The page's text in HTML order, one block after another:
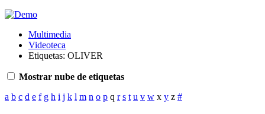
Multimedia
Videoteca
Etiquetas: OLIVER
Mostrar nube de etiquetas
a b c d e f g h i j k l m n o p q r s t u v w x y z #